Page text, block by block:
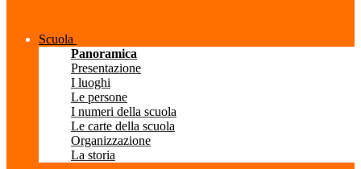
Scuola
Panoramica
Presentazione
I luoghi
Le persone
I numeri della scuola
Le carte della scuola
Organizzazione
La storia